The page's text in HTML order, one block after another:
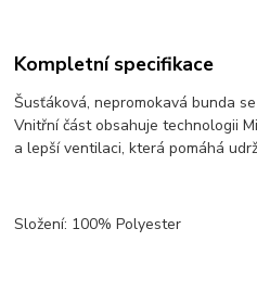
Kompletní specifikace
Šusťáková, nepromokavá bunda
Vnitřní část obsahuje technologii
a lepší ventilaci, která pomáhá
Složení: 100% Polyester